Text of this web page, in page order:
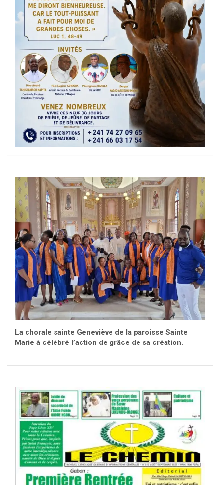
La chorale sainte Geneviève de la paroisse Sainte
Marie à célébré l’action de grâce de sa création.